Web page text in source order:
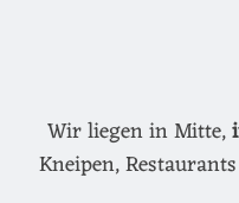
Wir liegen in Mitte,
Kneipen,